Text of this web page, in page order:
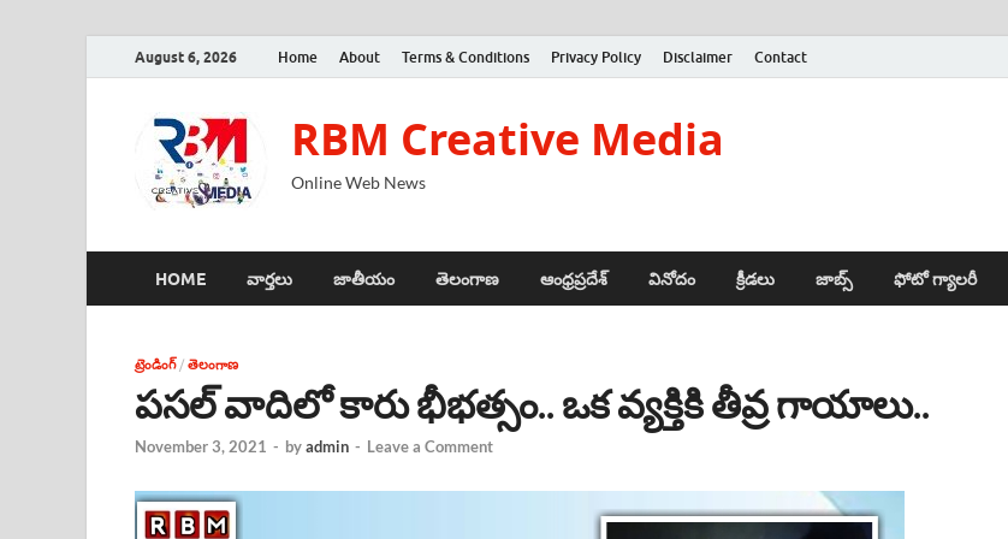
August 6, 2026 Home About Terms & Conditions Privacy Policy Disclaimer Contact
RBM Creative Media
Online Web News
HOME వార్తలు జాతీయం తెలంగాణ ఆంధ్రప్రదేశ్ వినోదం క్రీడలు జాబ్స్ ఫోటో గ్యాలరీ
ట్రెండింగ్/ తెలంగాణ
పసల్ వాదిలో కారు భీభత్సం.. ఒక వ్యక్తికి తీవ్ర గాయాలు..
November 3, 2021 - byadmin - Leave a Comment